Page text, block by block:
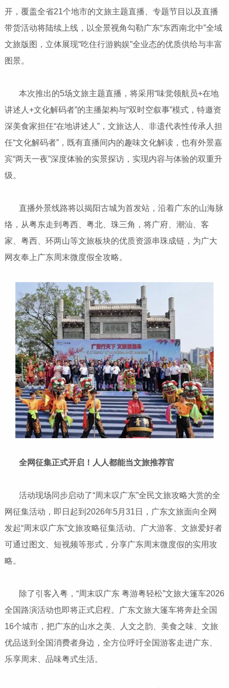
开，覆盖全省21个地市的文旅主题直播、专题节目以及直播
带货活动将陆续上线，以全景视角勾勒广东“东西南北中”全域
文旅版图，立体展现“吃住行游购娱”全业态的优质供给与丰富
图景。
本次推出的5场文旅主题直播，将采用“味觉领航员+在地
讲述人+文化解码者”的主播架构与“双时空叙事”模式，特邀资
深美食家担任“在地讲述人”，文旅达人、非遗代表性传承人担
任“文化解码者”，既有直播间内的趣味文化解读，也有外景嘉
宾“两天一夜”深度体验的实景探访，实现内容与体验的双重升
级。
直播外景线路将以揭阳古城为首发站，沿着广东的山海脉
络，从粤东走到粤西、粤北、珠三角，将广府、潮汕、客
家、粤西、环两山等文旅板块的优质资源串珠成链，为广大
网友奉上广东周末微度假全攻略。
全网征集正式开启！人人都能当文旅推荐官
活动现场同步启动了“周末叹广东”全民文旅攻略大赏的全
网征集活动，即日起到2026年5月31日，广东文旅面向全网
发起“周末叹广东”文旅攻略征集活动。广大游客、文旅爱好者
可通过图文、短视频等形式，分享广东周末微度假的实用攻
略。
除了引客入粤，“周末叹广东 粤游粤轻松”文旅大篷车2026
全国路演活动也即将正式启程。广东文旅大篷车将奔赴全国
16个城市，把广东的山水之美、人文之韵、美食之味、文旅
优品送到全国消费者身边，全方位呼吁全国游客走进广东、
乐享周末、品味粤式生活。